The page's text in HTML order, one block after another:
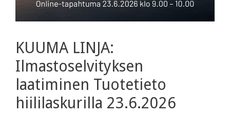
KUUMA LINJA:
Ilmastoselvityksen
laatiminen Tuotetieto
hiililaskurilla 23.6.2026